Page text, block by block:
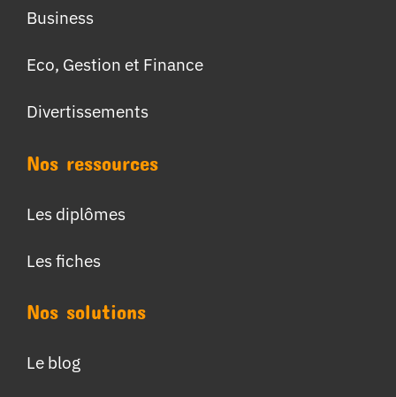
Business
Eco, Gestion et Finance
Divertissements
Nos ressources
Les diplômes
Les fiches
Nos solutions
Le blog